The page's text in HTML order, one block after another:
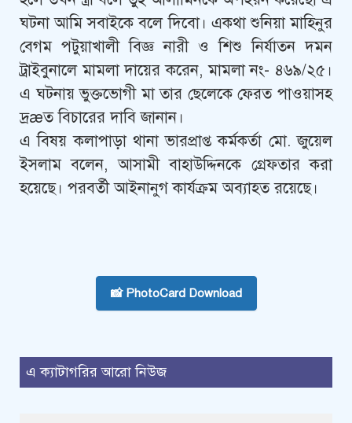
ঘটনা আমি সবাইকে বলে দিবো। একথা শুনিয়া মাহিনুর
বেগম পটুয়াখালী বিজ্ঞ নারী ও শিশু নির্যাতন দমন
ট্রাইবুনালে মামলা দায়ের করেন, মামলা নং- ৪৬৯/২৫।
এ ঘটনায় ভুক্তভোগী মা তার ছেলেকে ফেরত পাওয়াসহ
দ্রæত বিচারের দাবি জানান।
এ বিষয় কলাপাড়া থানা ভারপ্রাপ্ত কর্মকর্তা মো. জুয়েল
ইসলাম বলেন, আসামী বাহাউদ্দিনকে গ্রেফতার করা
হয়েছে। পরবর্তী আইনানুগ কার্যক্রম অব্যাহত রয়েছে।
📸 PhotoCard Download
এ ক্যাটাগরির আরো নিউজ